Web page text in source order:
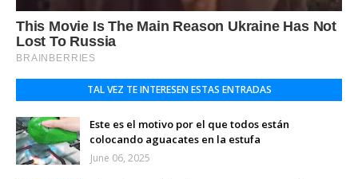
TAL VEZ TE INTERESEN ESTAS ENTRADAS
Este es el motivo por el que todos están
colocando aguacates en la estufa
June 06, 2025